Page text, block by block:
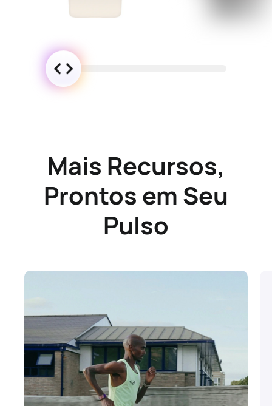
Mais Recursos,
Prontos em Seu
Pulso